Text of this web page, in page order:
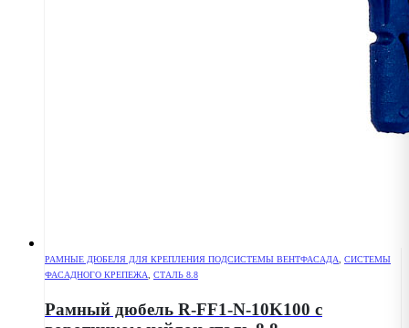
РАМНЫЕ ДЮБЕЛЯ ДЛЯ КРЕПЛЕНИЯ ПОДСИСТЕМЫ ВЕНТФАСАДА
СИСТЕМЫ
ФАСАДНОГО КРЕПЕЖА
СТАЛЬ 8.8
Рамный дюбель R-FF1-N-10K100 с